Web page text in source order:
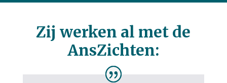
Zij werken al met de
AnsZichten: